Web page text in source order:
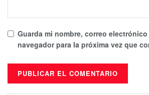
Guarda mi nombre, correo
navegador para la próxima vez que